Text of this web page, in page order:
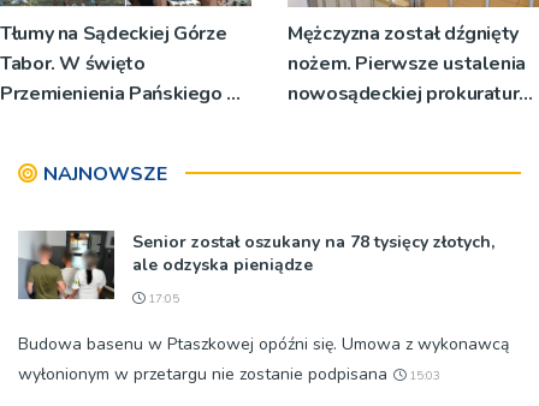
Tłumy na Sądeckiej Górze
Tabor. W święto
Przemienienia Pańskiego bp
Mężczyzna został dźgnięty
nożem. Pierwsze ustalenia
nowosądeckiej prokuratury
NAJNOWSZE
Senior został oszukany na 78 tysięcy złotych,
ale odzyska pieniądze
17:05
Budowa basenu w Ptaszkowej opóźni się. Umowa z wykonawcą
wyłonionym w przetargu nie zostanie podpisana
15:03